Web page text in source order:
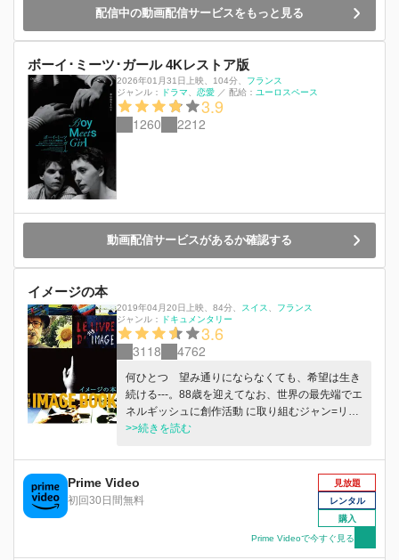
配信中の動画配信サービスをもっと見る
ボーイ･ミーツ･ガール 4Kレストア版
2026年01月31日上映、 104分、 フランス
ジャンル：
ドラマ 恋愛 ／ 配給： ユーロスペース
3.9
1260 2212
動画配信サービスがあるか確認する
イメージの本
2019年04月20日上映、 84分、 スイス
フランス
ジャンル：
ドキュメンタリー
3.6
3118 4762
何ひとつ 望み通りにならなくても、希望は生き
続ける---。88歳を迎えてなお、世界の最先端でエ
ネルギッシュに創作活動 に取り組むジャン=リュ
ック・ゴダールが新たに撮り下ろした子どもたち
映画＞ 、＜文章＞、＜音楽＞を巧みにコラージ
ュし、この世界が向かおうとする未来を指し示す
5 章からなる物語。(c) Casa Azul Films - Ecran
>>続きを読む
Prime Video
初回30日間無料
見放題
レンタル
購入
Prime Videoで今すぐ見る